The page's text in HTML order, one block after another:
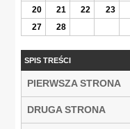
20
21 22 23
27
28
SPIS TREŚCI
PIERWSZA STRONA
DRUGA STRONA